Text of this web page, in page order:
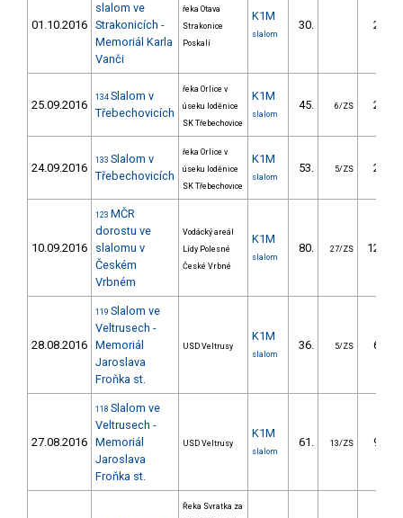
01.10.2016
slalom ve
Strakonicích -
Memoriál Karla
Vanči
řeka Otava
Strakonice
Poskalí
K1M
slalom
30. 27.33
25.09.2016
134 Slalom v
Třebechovicích
řeka Orlice v
úseku loděnice
SK Třebechovice
K1M
slalom
45. 6/ZS 24.10
24.09.2016
133 Slalom v
Třebechovicích
řeka Orlice v
úseku loděnice
SK Třebechovice
K1M
slalom
53. 5/ZS 21.70
10.09.2016
123 MČR
dorostu ve
slalomu v
Českém
Vrbném
Vodácký areál
Lídy Polesné
České Vrbné
K1M
slalom
80. 27/ZS 129.49
28.08.2016
119 Slalom ve
Veltrusech -
Memoriál
Jaroslava
Froňka st.
USD Veltrusy
K1M
slalom
36. 5/ZS 65.33
27.08.2016
118 Slalom ve
Veltrusech -
Memoriál
Jaroslava
Froňka st.
USD Veltrusy
K1M
slalom
61. 13/ZS 92.59
Řeka Svratka za